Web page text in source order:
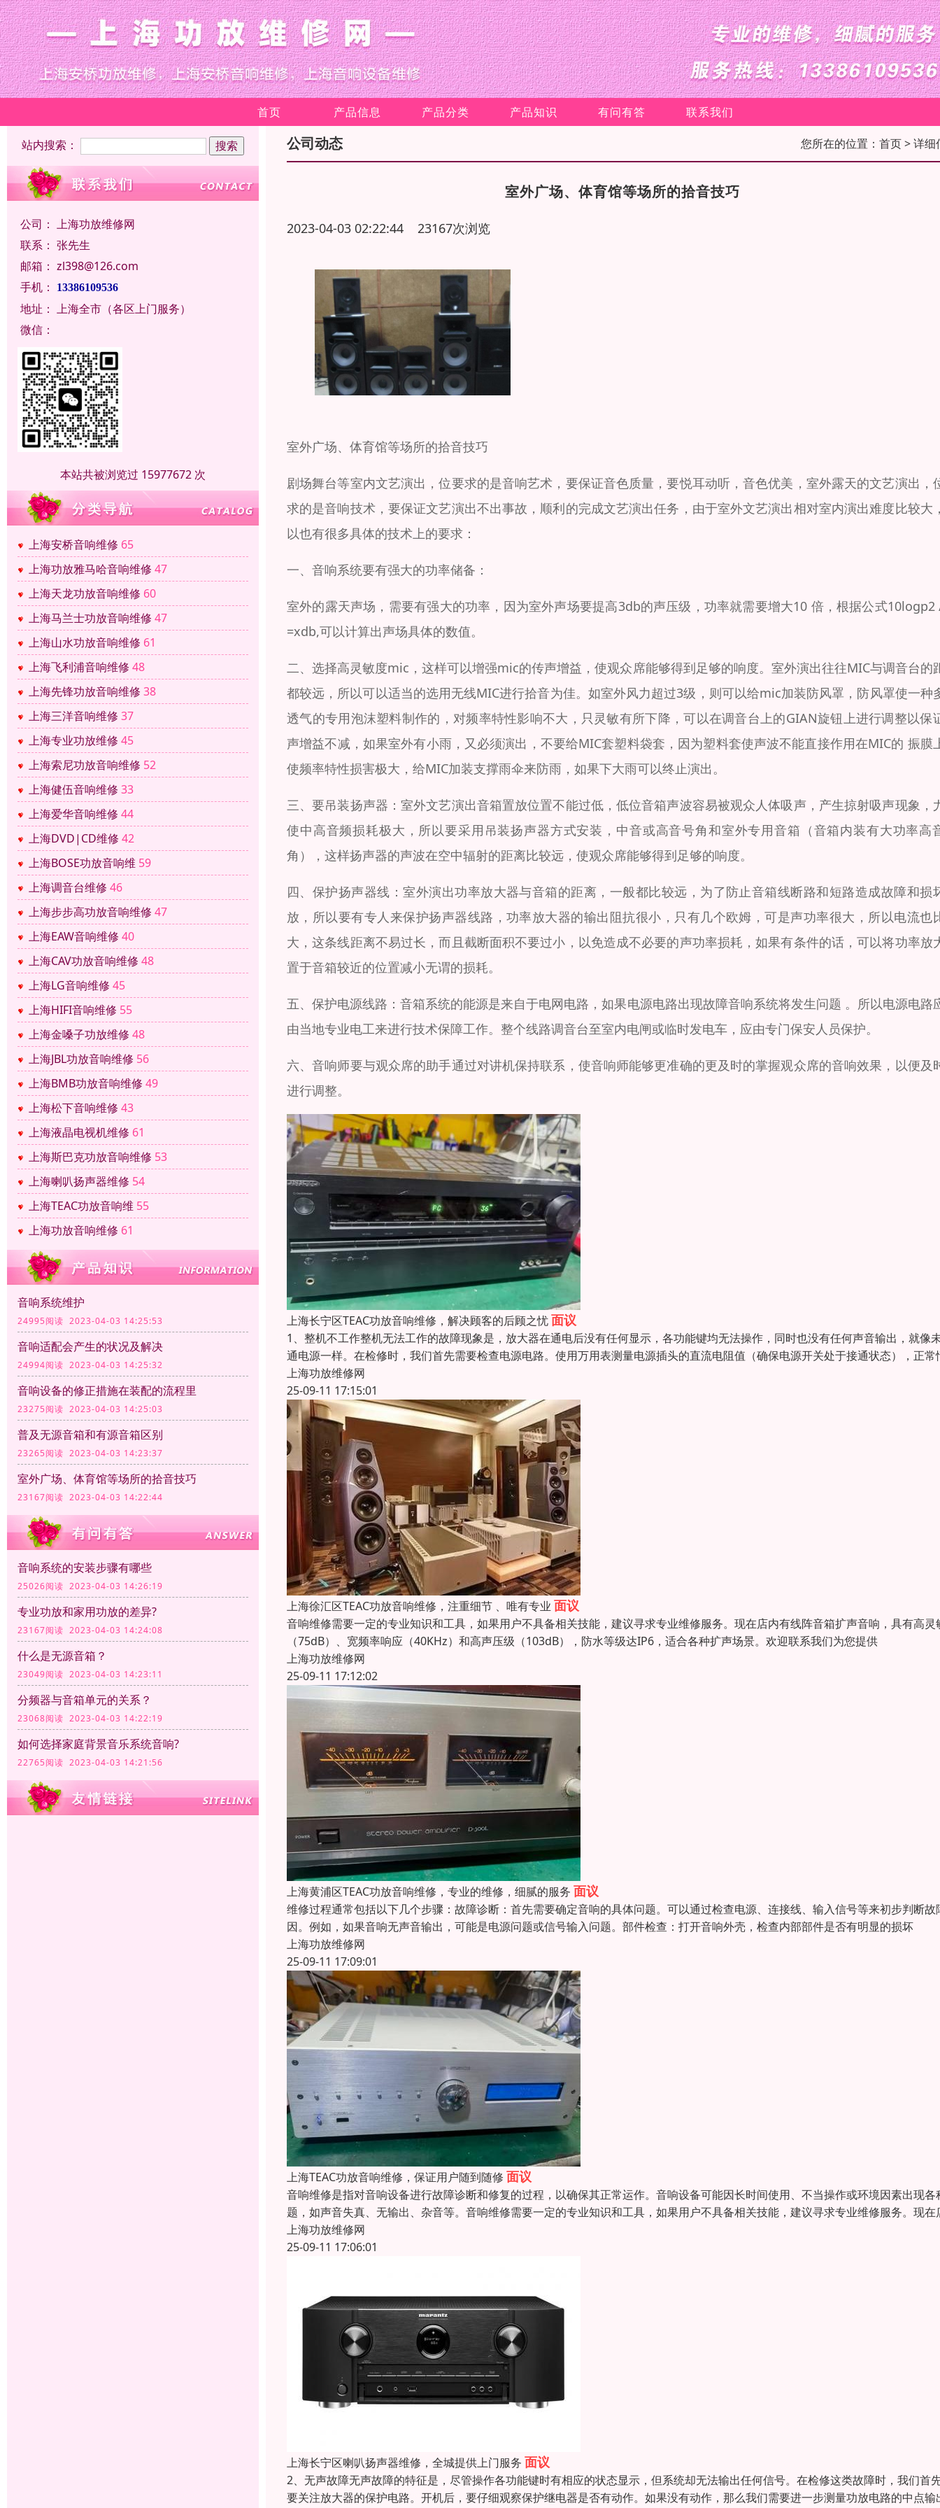
首页 产品信息 产品分类 产品知识 有问有答 联系我们
站内搜索：
公司： 上海功放维修网
联系： 张先生
邮箱： zl398@126.com
手机：
13386109536
地址： 上海全市（各区上门服务）
微信：
本站共被浏览过 15977672 次
上海安桥音响维修 65
上海功放雅马哈音响维修 47
上海天龙功放音响维修 60
上海马兰士功放音响维修 47
上海山水功放音响维修 61
上海飞利浦音响维修 48
上海先锋功放音响维修 38
上海三洋音响维修 37
上海专业功放维修 45
上海索尼功放音响维修 52
上海健伍音响维修 33
上海爱华音响维修 44
上海DVD|CD维修 42
上海BOSE功放音响维 59
上海调音台维修 46
上海步步高功放音响维修 47
上海EAW音响维修 40
上海CAV功放音响维修 48
上海LG音响维修 45
上海HIFI音响维修 55
上海金嗓子功放维修 48
上海JBL功放音响维修 56
上海BMB功放音响维修 49
上海松下音响维修 43
上海液晶电视机维修 61
上海斯巴克功放音响维修 53
上海喇叭扬声器维修 54
上海TEAC功放音响维 55
上海功放音响维修 61
音响系统维护
24995阅读 2023-04-03 14:25:53
音响适配会产生的状况及解决
24994阅读 2023-04-03 14:25:32
音响设备的修正措施在装配的流程里
23275阅读 2023-04-03 14:25:03
普及无源音箱和有源音箱区别
23265阅读 2023-04-03 14:23:37
室外广场、体育馆等场所的拾音技巧
23167阅读 2023-04-03 14:22:44
音响系统的安装步骤有哪些
25026阅读 2023-04-03 14:26:19
专业功放和家用功放的差异?
23167阅读 2023-04-03 14:24:08
什么是无源音箱？
23049阅读 2023-04-03 14:23:11
分频器与音箱单元的关系？
23068阅读 2023-04-03 14:22:19
如何选择家庭背景音乐系统音响?
22765阅读 2023-04-03 14:21:56
公司动态 您所在的位置： 首页> 详细
室外广场、体育馆等场所的拾音技巧
2023-04-03 02:22:44 23167次浏览
室外广场、体育馆等场所的拾音技巧
剧场舞台等室内文艺演出，位要求的是音响艺术，要保证音色质量，要悦耳动听，音色优美，室外露天的文艺演出，
求的是音响技术，要保证文艺演出不出事故，顺利的完成文艺演出任务，由于室外文艺演出相对室内演出难度比较大
以也有很多具体的技术上的要求：
一、音响系统要有强大的功率储备：
室外的露天声场，需要有强大的功率，因为室外声场要提高3db的声压级，功率就需要增大10 倍，根据公式10logp2
=xdb,可以计算出声场具体的数值。
二、选择高灵敏度mic，这样可以增强mic的传声增益，使观众席能够得到足够的响度。室外演出往往MIC与调音台的
都较远，所以可以适当的选用无线MIC进行拾音为佳。如室外风力超过3级，则可以给mic加装防风罩，防风罩使一种
透气的专用泡沫塑料制作的，对频率特性影响不大，只灵敏有所下降，可以在调音台上的GIAN旋钮上进行调整以保
声增益不减，如果室外有小雨，又必须演出，不要给MIC套塑料袋套，因为塑料套使声波不能直接作用在MIC的 振膜
使频率特性损害极大，给MIC加装支撑雨伞来防雨，如果下大雨可以终止演出。
三、要吊装扬声器：室外文艺演出音箱置放位置不能过低，低位音箱声波容易被观众人体吸声，产生掠射吸声现象，
使中高音频损耗极大，所以要采用吊装扬声器方式安装，中音或高音号角和室外专用音箱（音箱内装有大功率高
角），这样扬声器的声波在空中辐射的距离比较远，使观众席能够得到足够的响度。
四、保护扬声器线：室外演出功率放大器与音箱的距离，一般都比较远，为了防止音箱线断路和短路造成故障和损
放，所以要有专人来保护扬声器线路，功率放大器的输出阻抗很小，只有几个欧姆，可是声功率很大，所以电流也
大，这条线距离不易过长，而且截断面积不要过小，以免造成不必要的声功率损耗，如果有条件的话，可以将功率放
置于音箱较近的位置减小无谓的损耗。
五、保护电源线路：音箱系统的能源是来自于电网电路，如果电源电路出现故障音响系统将发生问题 。所以电源电路
由当地专业电工来进行技术保障工作。整个线路调音台至室内电闸或临时发电车，应由专门保安人员保护。
六、音响师要与观众席的助手通过对讲机保持联系，使音响师能够更准确的更及时的掌握观众席的音响效果，以便及
进行调整。
上海长宁区TEAC功放音响维修，解决顾客的后顾之忧面议
1、整机不工作整机无法工作的故障现象是，放大器在通电后没有任何显示，各功能键均无法操作，同时也没有任何声音输出，就像
通电源一样。在检修时，我们首先需要检查电源电路。使用万用表测量电源插头的直流电阻值（确保电源开关处于接通状态），正常
上海功放维修网
25-09-11 17:15:01
上海徐汇区TEAC功放音响维修，注重细节 、唯有专业 面议
音响维修需要一定的专业知识和工具，如果用户不具备相关技能，建议寻求专业维修服务。现在店内有线阵音箱扩声音响，具有高灵
（75dB）、宽频率响应（40KHz）和高声压级（103dB），防水等级达IP6，适合各种扩声场景。欢迎联系我们为您提供
上海功放维修网
25-09-11 17:12:02
上海黄浦区TEAC功放音响维修，专业的维修，细腻的服务 面议
维修过程通常包括以下几个步骤：‌故障诊断‌：首先需要确定音响的具体问题。可以通过检查电源、连接线、输入信号等来初步判断故
因。例如，如果音响无声音输出，可能是电源问题或信号输入问题。‌部件检查‌：打开音响外壳，检查内部部件是否有明显的损坏
上海功放维修网
25-09-11 17:09:01
上海TEAC功放音响维修，保证用户随到随修 面议
音响维修是指对音响设备进行故障诊断和修复的过程，以确保其正常运作。音响设备可能因长时间使用、不当操作或环境因素出现各
题，如声音失真、无输出、杂音等。音响维修需要一定的专业知识和工具，如果用户不具备相关技能，建议寻求专业维修服务。现在
上海功放维修网
25-09-11 17:06:01
上海长宁区喇叭扬声器维修，全城提供上门服务 面议
2、无声故障无声故障的特征是，尽管操作各功能键时有相应的状态显示，但系统却无法输出任何信号。在检修这类故障时，我们首
要关注放大器的保护电路。开机后，要仔细观察保护继电器是否有动作。如果没有动作，那么我们需要进一步测量功放电路的中点输